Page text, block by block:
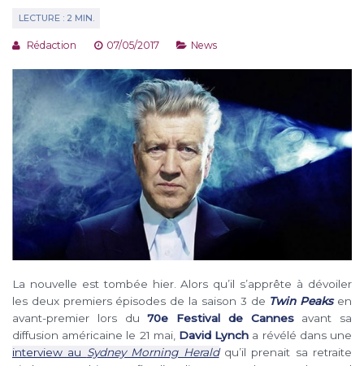
Rédaction 07/05/2017 News
La nouvelle est tombée hier. Alors qu’il s’apprête à dévoiler
les deux premiers épisodes de la saison 3 de Twin Peaksen
avant-premier lors du70e Festival de Cannesavant sa
diffusion américaine le 21 mai, David Lynch a révélé dans une
interview au Sydney Morning Heraldqu’il prenait sa retraite